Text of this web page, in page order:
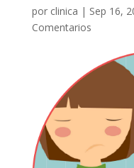
por clinica | Sep 16,
Comentarios